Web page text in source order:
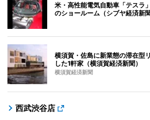
米・高性能電気自動車「テスラ
のショールーム（シブヤ経済新聞
横須賀・佐島に新業態の滞在型
した1軒家（横須賀経済新聞）
横須賀経済新聞
西武渋谷店